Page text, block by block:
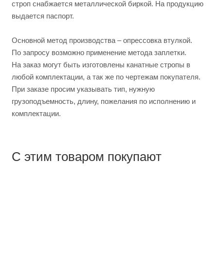
строп снабжается металлической биркой. На продукцию
выдается паспорт.
Основной метод производства – опрессовка втулкой.
По запросу возможно применение метода заплетки.
На заказ могут быть изготовлены канатные стропы в
любой комплектации, а так же по чертежам покупателя.
При заказе просим указывать тип, нужную
грузоподъемность, длину, пожелания по исполнению и
комплектации.
С этим товаром покупают